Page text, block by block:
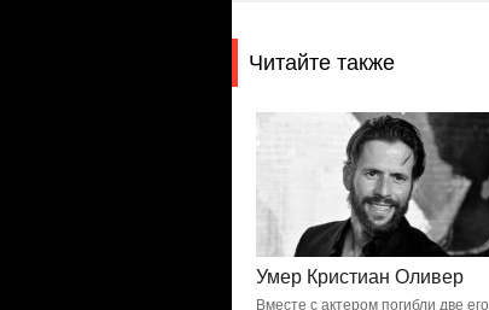
Читайте также
Умер Кристиан Оливер
Вместе с актером погибли две его